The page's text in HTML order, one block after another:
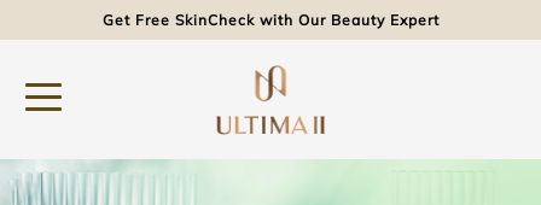
Get Free SkinCheck with Our Beauty Expert